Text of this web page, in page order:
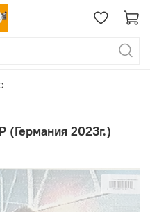
(Германия 2023г.)